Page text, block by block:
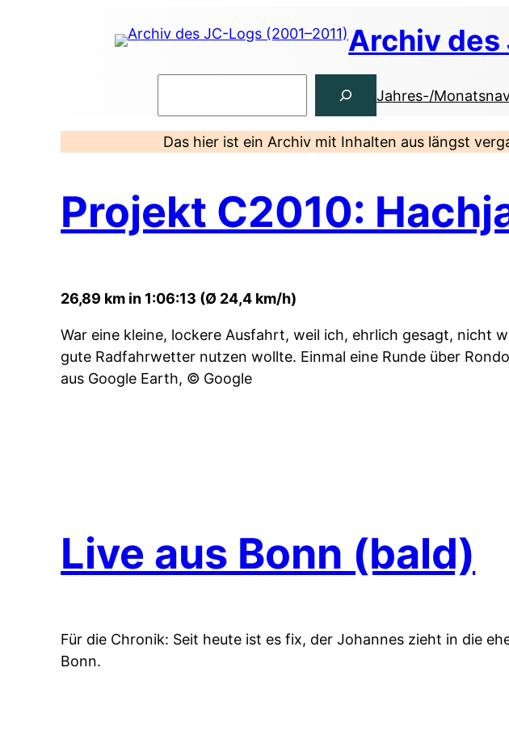
Archiv des
Jahres-/
Das hier ist ein Archiv mit Inhalten aus längst
Projekt C2010:
26,89 km in 1:06:13 (Ø 24,4 km/h)
War eine kleine, lockere Ausfahrt, weil ich, ehrlich gesagt, nicht
gute Radfahrwetter nutzen wollte. Einmal eine Runde über
aus Google Earth, © Google
Live aus Bonn (bald)
Für die Chronik: Seit heute ist es fix, der Johannes zieht in die
Bonn.